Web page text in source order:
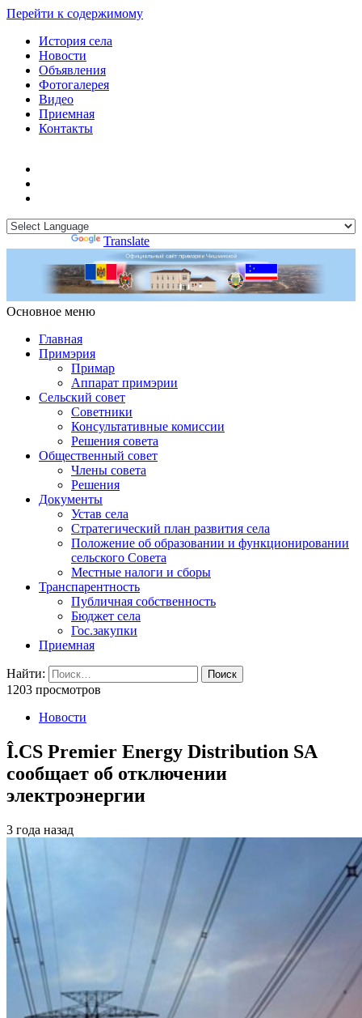
Перейти к содержимому
История села
Новости
Объявления
Фотогалерея
Видео
Приемная
Контакты
Translate
Основное меню
Примэрия Чишмикиой
Главная
Примэрия
Примар
Аппарат примэрии
Сельский совет
Советники
Консультативные комиссии
Решения совета
Общественный совет
Члены совета
Решения
Документы
Устав села
Стратегический план развития села
Положение об образовании и функционировании
сельского Совета
Местные налоги и сборы
Транспарентность
Публичная собственность
Бюджет села
Гос.закупки
Приемная
Найти:
1203 просмотров
Новости
Î.CS Premier Energy Distribution SA
сообщает об отключении
электроэнергии
3 года назад